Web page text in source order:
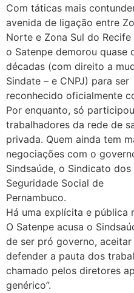
Com táticas mais
avenida de ligação entre
Norte e Zona Sul do
o Satenpe demorou quase
décadas (com direito a
Sindate – e CNPJ) para ser
reconhecido oficialmente
Por enquanto, só
trabalhadores da rede de
privada. Quem ainda tem
negociações com o
Sindsaúde, o Sindicato
Seguridade Social de
Pernambuco.
Há uma explícita e pública
O Satenpe acusa o
de ser pró governo,
defender a pauta dos
chamado pelos diretores
genérico”.